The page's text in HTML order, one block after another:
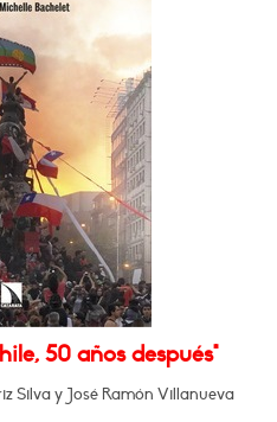
50 años después"
Silva y José Ramón Villanueva